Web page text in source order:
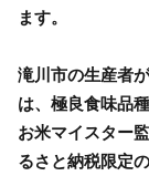
ます。
滝川市の生産者
は、極良食味品
お米マイスター
るさと納税限定